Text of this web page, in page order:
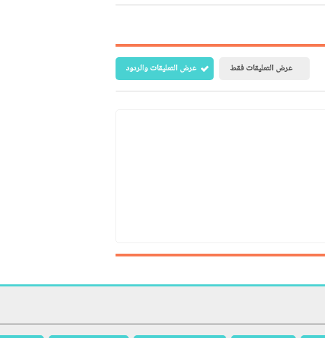
عرض التعليقات فقط عرض التعليقات والردود